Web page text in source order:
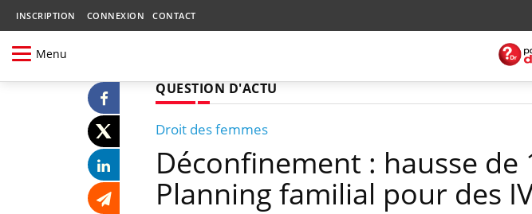
INSCRIPTION CONNEXION CONTACT
Menu
QUESTION D'ACTU
Droit des femmes
Déconfinement : hausse de
Planning familial pour des